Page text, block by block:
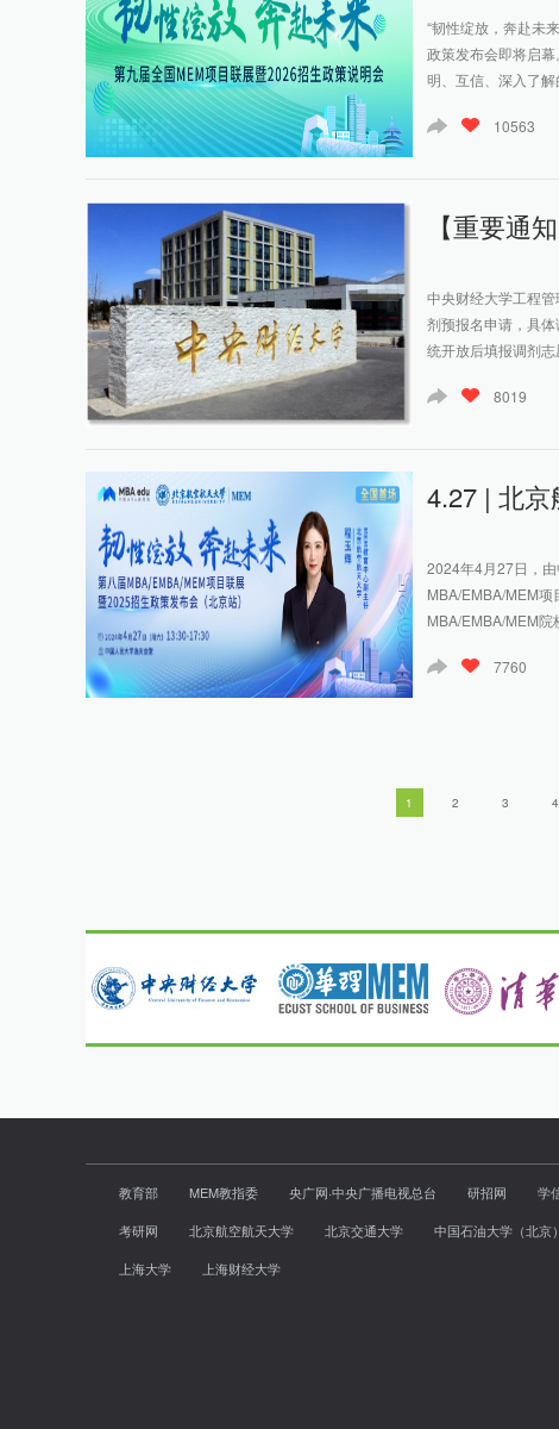
“韧性绽放，奔赴未
政策发布会即将启
明、互信、深入了
10563
【重要通
中央财经大学工程
剂预报名申请，具
统开放后填报调剂
8019
4.27 | 北
2024年4月27日，
MBA/EMBA/MEM
MBA/EMBA/MEM院
7760
1 2 3 4
教育部 MEM教指委 央广网·中央广播电视总台 研招网 学
考研网
北京航空航天大学 北京交通大学 中国石油大学（北京）
上海大学
上海财经大学